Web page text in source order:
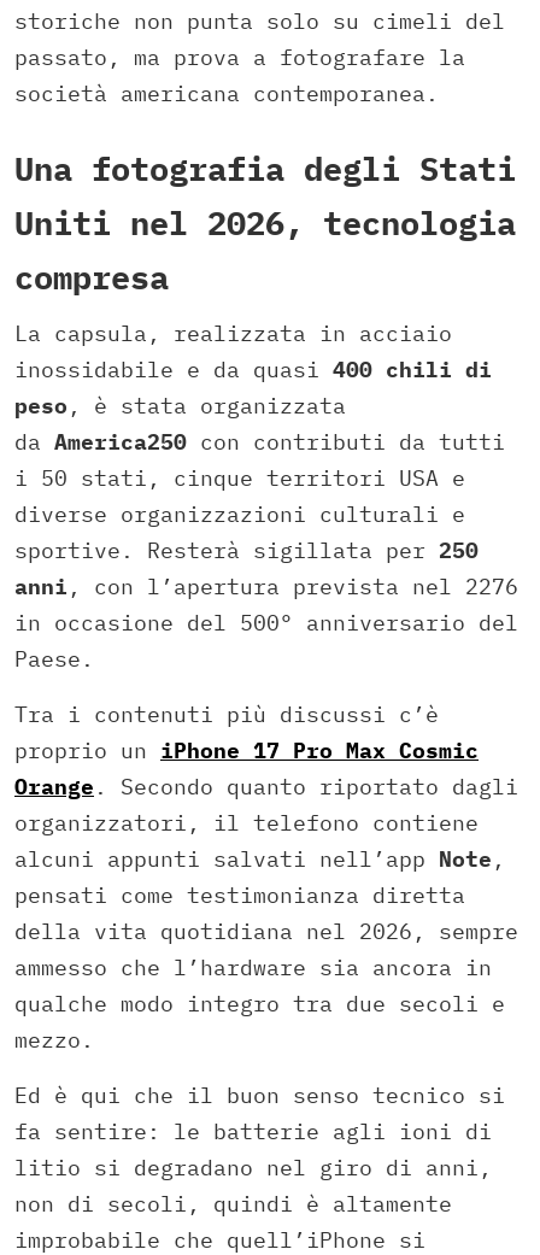
storiche non punta solo su cimeli del
passato, ma prova a fotografare la
società americana contemporanea.
Una fotografia degli Stati
Uniti nel 2026, tecnologia
compresa
La capsula, realizzata in acciaio
inossidabile e da quasi 400 chili di
peso , è stata organizzata
da America250 con contributi da tutti
i 50 stati, cinque territori USA e
diverse organizzazioni culturali e
sportive. Resterà sigillata per 250
anni , con l’apertura prevista nel 2276
in occasione del 500° anniversario del
Paese.
Tra i contenuti più discussi c’è
proprio un iPhone 17 Pro Max Cosmic
Orange . Secondo quanto riportato dagli
organizzatori, il telefono contiene
alcuni appunti salvati nell’app Note ,
pensati come testimonianza diretta
della vita quotidiana nel 2026, sempre
ammesso che l’hardware sia ancora in
qualche modo integro tra due secoli e
mezzo.
Ed è qui che il buon senso tecnico si
fa sentire: le batterie agli ioni di
litio si degradano nel giro di anni,
non di secoli, quindi è altamente
improbabile che quell’iPhone si